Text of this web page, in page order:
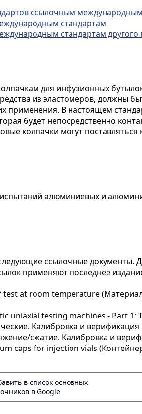
ссылочным
стандартам
стандартам другого
для инфузионных
из эластомеров, должны
применения. В настоящем
будет непосредственно
колпачки могут поставляться
алюминиевых и
ссылочные документы.
применяют последнее
at room temperature
uniaxial testing machines - Part
Калибровка и верификация
сжатие. Калибровка и
caps for injection vials
в список основных
в Google